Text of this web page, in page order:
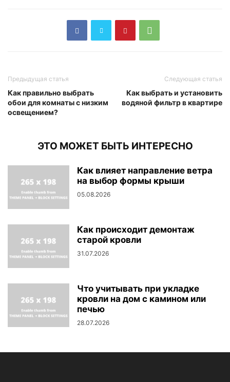
Предыдущая статья
Как правильно выбрать
обои для комнаты с низким
освещением?
Следующая статья
Как выбрать и установить
водяной фильтр в квартире
ЭТО МОЖЕТ БЫТЬ ИНТЕРЕСНО
Как влияет направление ветра
на выбор формы крыши
05.08.2026
Как происходит демонтаж
старой кровли
31.07.2026
Что учитывать при укладке
кровли на дом с камином или
печью
28.07.2026